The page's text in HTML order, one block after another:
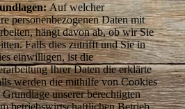
Auf welcher
personenbezogenen Daten mit
hängt davon ab, ob wir Sie
Falls dies zutrifft und Sie in
einwilligen, ist die
Ihrer Daten die erklärte
werden die mithilfe von Cookies
unserer berechtigten
betriebswirtschaftlichen Betrieb